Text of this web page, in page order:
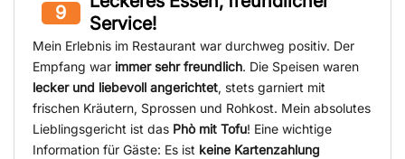
9
Service!
Mein Erlebnis im Restaurant war durchweg positiv. Der
Empfang war immer sehr freundlich. Die Speisen waren
lecker und liebevoll angerichtet, stets garniert mit
frischen Kräutern, Sprossen und Rohkost. Mein absolutes
Lieblingsgericht ist das Phò mit Tofu! Eine wichtige
Information für Gäste: Es ist keine Kartenzahlung